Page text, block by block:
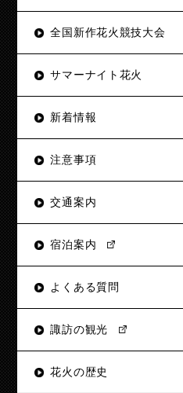
全国新作花火競技大会
サマーナイト花火
新着情報
注意事項
交通案内
宿泊案内
よくある質問
諏訪の観光
花火の歴史